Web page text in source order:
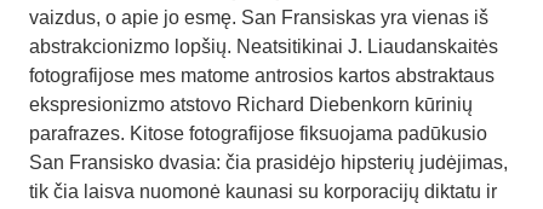
vaizdus, o apie jo esmę. San Fransiskas yra vienas iš
abstrakcionizmo lopšių. Neatsitikinai J. Liaudanskaitės
fotografijose mes matome antrosios kartos abstraktaus
ekspresionizmo atstovo Richard Diebenkorn kūrinių
parafrazes. Kitose fotografijose fiksuojama padūkusio
San Fransisko dvasia: čia prasidėjo hipsterių judėjimas,
tik čia laisva nuomonė kaunasi su korporacijų diktatu ir